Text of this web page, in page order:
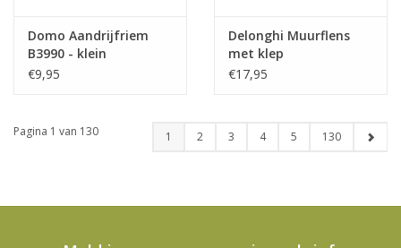
Domo Aandrijfriem
B3990 - klein
€9,95
Delonghi Muurflens
met klep
€17,95
Pagina 1 van 130 1 2 3 4 5 130